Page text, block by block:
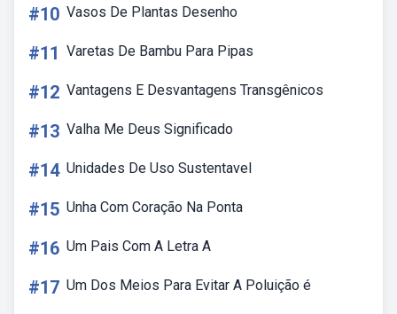
#10 Vasos De Plantas Desenho
#11 Varetas De Bambu Para Pipas
#12 Vantagens E Desvantagens Transgênicos
#13 Valha Me Deus Significado
#14 Unidades De Uso Sustentavel
#15 Unha Com Coração Na Ponta
#16 Um Pais Com A Letra A
#17 Um Dos Meios Para Evitar A Poluição é